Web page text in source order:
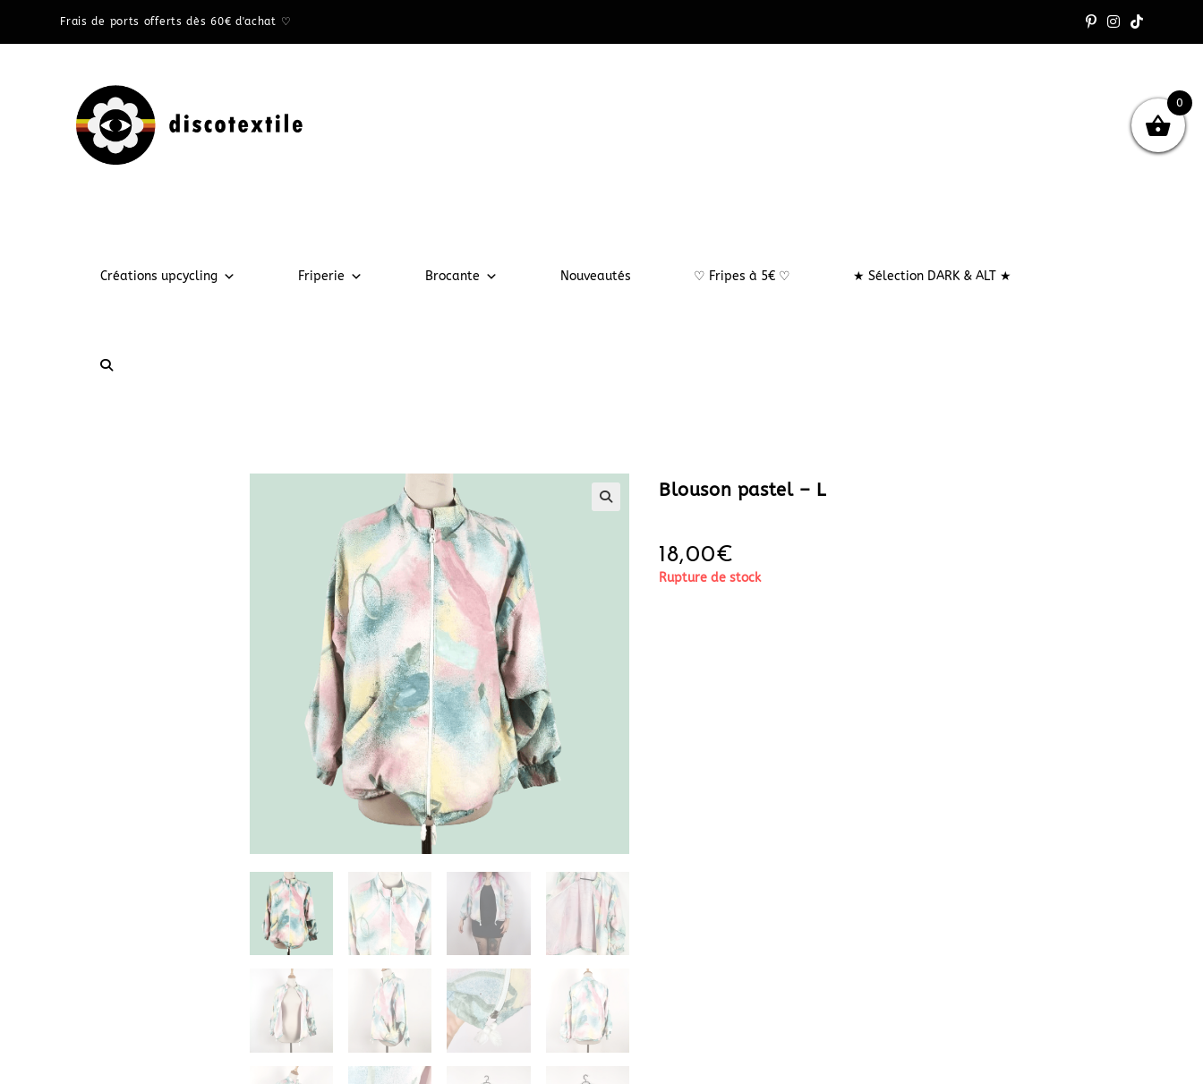
Frais de ports offerts dès 60€ d'achat ♡
Créations upcycling Friperie Brocante Nouveautés ♡ Fripes à 5€ ♡ ★ Sélection DARK & ALT ★
Blouson pastel – L
18,00€
Rupture de stock
0